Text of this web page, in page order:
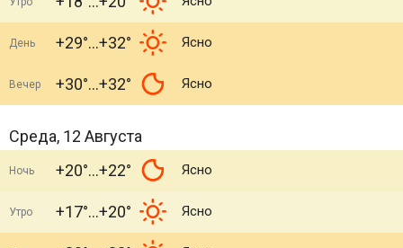
День +29° +32° Ясно
Вечер +30° +32° Ясно
Среда, 12 Августа
Ночь +20° +22° Ясно
Утро +17° +20° Ясно